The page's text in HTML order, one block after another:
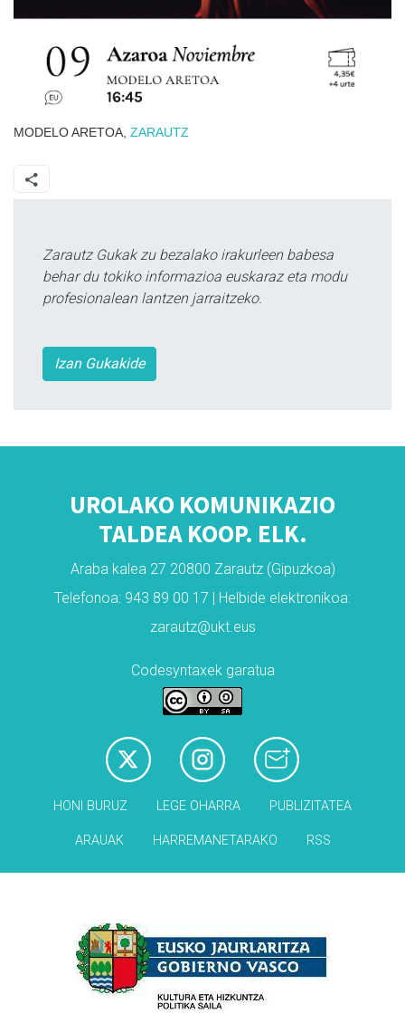
MODELO ARETOA, ZARAUTZ
Zarautz Gukak zu bezalako irakurleen babesa
behar du tokiko informazioa euskaraz eta modu
profesionalean lantzen jarraitzeko.
Izan Gukakide
UROLAKO KOMUNIKAZIO
TALDEA KOOP. ELK.
Araba kalea 27 20800 Zarautz (Gipuzkoa)
Telefonoa: 943 89 00 17 | Helbide elektronikoa:
zarautz@ukt.eus
Codesyntaxek garatua
HONI BURUZ LEGE OHARRA PUBLIZITATEA
ARAUAK HARREMANETARAKO RSS